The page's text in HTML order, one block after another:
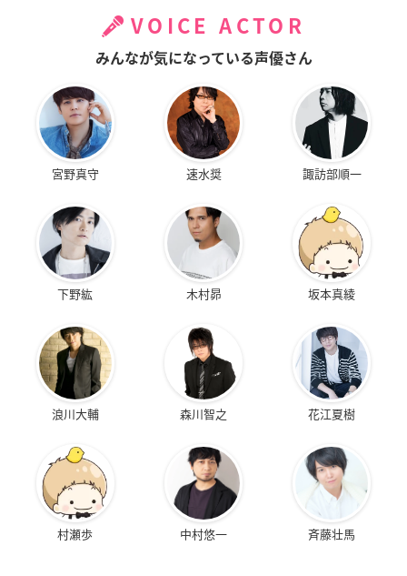
VOICE ACTOR
みんなが気になっている声優さん
宮野真守 速水奨 諏訪部順一
下野紘 木村昴 坂本真綾
浪川大輔 森川智之 花江夏樹
村瀬歩 中村悠一 斉藤壮馬